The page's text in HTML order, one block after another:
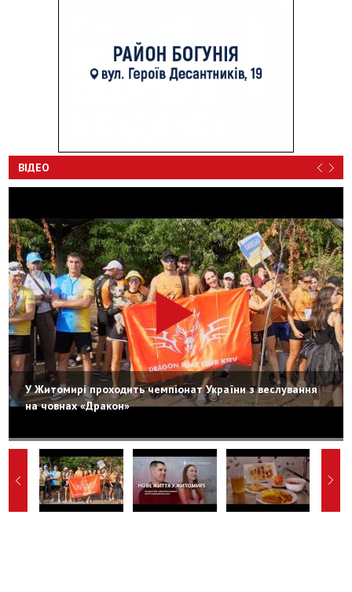
ВІДЕО
У Житомирі проходить чемпіонат України з веслування
на човнах «Дракон»